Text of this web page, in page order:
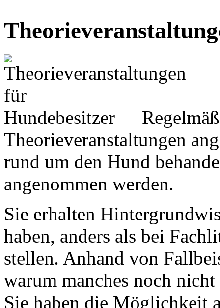
Theorieveranstaltungen
rund um den Hund
angenommen werden.
Sie erhalten
haben, anders als bei
stellen. Anhand von
warum manches noch
Sie haben die Möglichkeit